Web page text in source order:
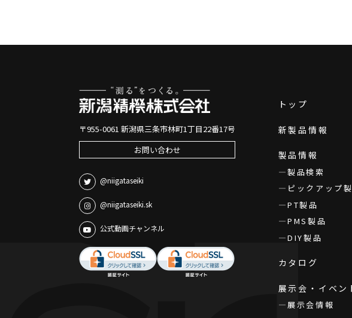
〒955-0061 新潟県三条市林町1丁目22番17号
お問い合わせ
@niigataseiki
@niigataseiki.sk
公式動画チャンネル
トップ
新製品情報
製品情報
製品検索
ピックアップ
PT製品
PMS製品
DIY製品
カタログ
展示会・イベン
展示会情報